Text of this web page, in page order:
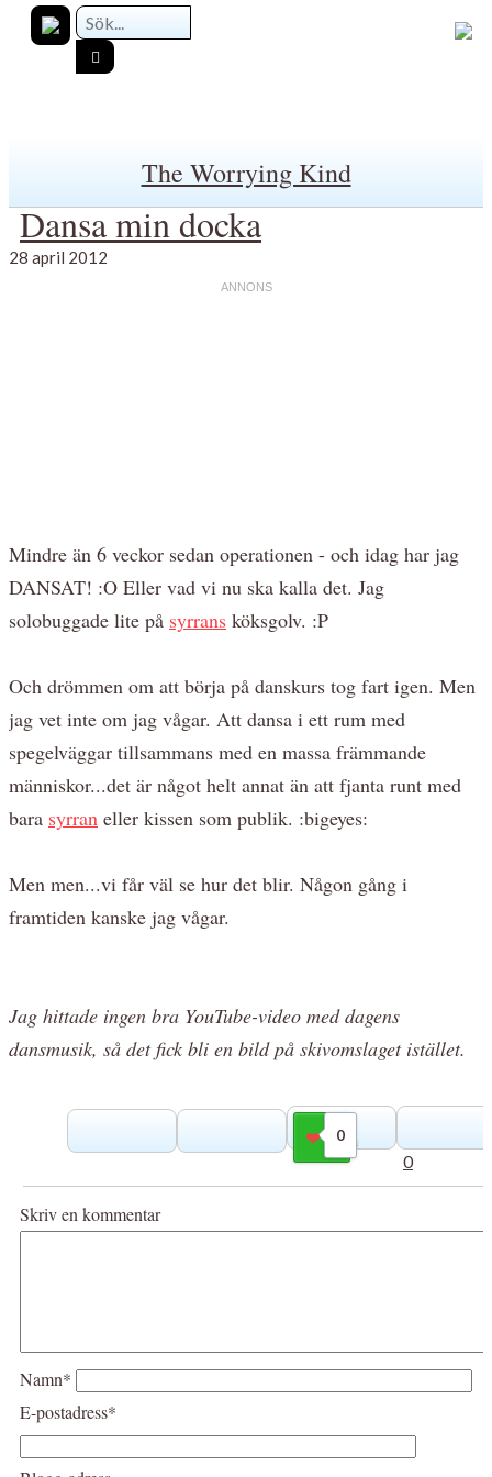
The Worrying Kind
Dansa min docka
28 april 2012
Mindre än 6 veckor sedan operationen - och idag har jag
DANSAT! :O Eller vad vi nu ska kalla det. Jag
solobuggade lite på syrrans köksgolv. :P
Och drömmen om att börja på danskurs tog fart igen. Men
jag vet inte om jag vågar. Att dansa i ett rum med
spegelväggar tillsammans med en massa främmande
människor...det är något helt annat än att fjanta runt med
bara syrran eller kissen som publik. :bigeyes:
Men men...vi får väl se hur det blir. Någon gång i
framtiden kanske jag vågar.
Jag hittade ingen bra YouTube-video med dagens
dansmusik, så det fick bli en bild på skivomslaget istället.
0
Gilla
0
Skriv en kommentar
Namn*
E-postadress*